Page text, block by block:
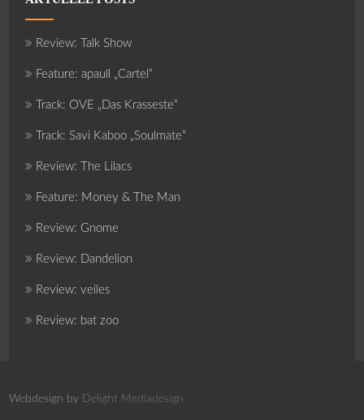
Review: Talk Show
Feature: apaull „Cartel“
Track: OVE „Das Krasseste“
Track: Savi Kaboo „Soulmate“
Review: The Lilacs
Feature: Money & The Man
Review: Gnome
Review: Dandelion
Review: veiles
Review: bat zoo
Webdesign by Delight Mediadesign